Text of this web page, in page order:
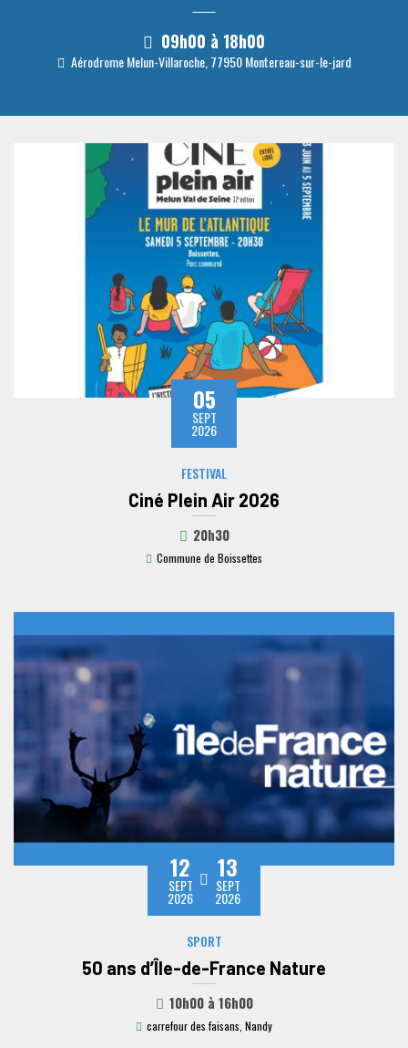
09h00 à 18h00
Aérodrome Melun-Villaroche, 77950 Montereau-sur-le-jard
05
SEPT
2026
FESTIVAL
Ciné Plein Air 2026
20h30
Commune de Boissettes
12
SEPT
2026
13
SEPT
2026
SPORT
50 ans d’Île-de-France Nature
10h00 à 16h00
carrefour des faisans, Nandy